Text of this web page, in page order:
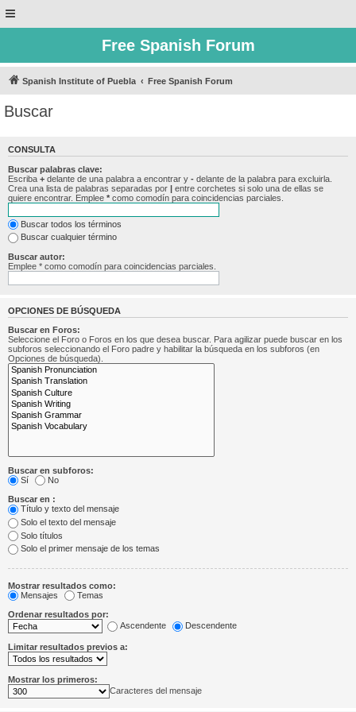
Free Spanish Forum
Spanish Institute of Puebla Free Spanish Forum
Buscar
CONSULTA
Buscar palabras clave:
Escriba + delante de una palabra a encontrar y - delante de la palabra para excluirla.
Crea una lista de palabras separadas por | entre corchetes si solo una de ellas se
quiere encontrar. Emplee * como comodín para coincidencias parciales.
Buscar todos los términos
Buscar cualquier término
Buscar autor:
Emplee * como comodín para coincidencias parciales.
OPCIONES DE BÚSQUEDA
Buscar en Foros:
Seleccione el Foro o Foros en los que desea buscar. Para agilizar puede buscar en los
subforos seleccionando el Foro padre y habilitar la búsqueda en los subforos (en
Opciones de búsqueda).
Buscar en subforos:
Sí
No
Buscar en :
Título y texto del mensaje
Solo el texto del mensaje
Solo títulos
Solo el primer mensaje de los temas
Mostrar resultados como:
Mensajes
Temas
Ordenar resultados por:
Ascendente
Descendente
Limitar resultados previos a:
Mostrar los primeros:
Caracteres del mensaje